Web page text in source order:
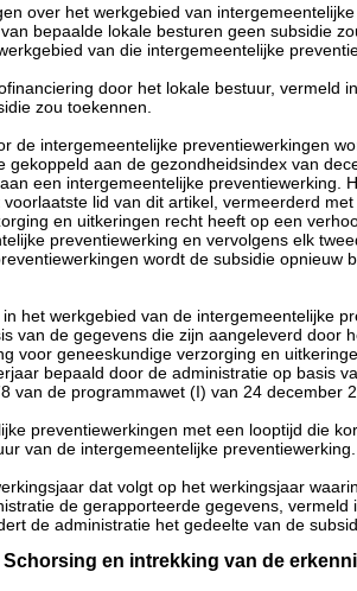
over het werkgebied van
bepaalde lokale besturen geen subsidie
van die intergemeentelijke
door het lokale bestuur, vermeld
zou toekennen.
de intergemeentelijke preventiewerkingen
gekoppeld aan de gezondheidsindex van
een intergemeentelijke preventiewerking.
lid van dit artikel, vermeerderd
en uitkeringen recht heeft op een
preventiewerking en vervolgens elk
wordt de subsidie
het werkgebied van de intergemeentelijke
van de gegevens die zijn aangeleverd door
voor geneeskundige verzorging en
bepaald door de administratie op basis
van de programmawet (I) van 24 december
preventiewerkingen met een looptijd die
van de intergemeentelijke preventiewerking.
dat volgt op het werkingsjaar
de gerapporteerde gegevens,
de administratie het gedeelte van de
Schorsing en intrekking van de